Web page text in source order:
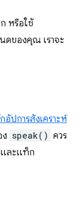
หรือใช้
ดของคุณ เราจะ
อัปการสังเคราะห์
speak() ควร
ละแท็ก